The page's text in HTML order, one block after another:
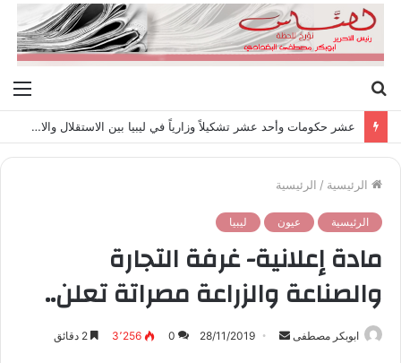
عن
عشر حكومات وأحد عشر تشكيلاً وزارياً في ليبيا بين الاستقلال والانقلاب (1951 – 1969)
الرئيسية / الرئيسية
الرئيسية عيون ليبيا
مادة إعلانية- غرفة التجارة
والصناعة والزراعة مصراتة تعلن..
ابوبكر مصطفى 28/11/2019
0 3٬256